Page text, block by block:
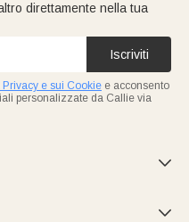
direttamente nella tua
Iscriviti
Privacy e sui Cookie e acconsento
personalizzate da Callie via

